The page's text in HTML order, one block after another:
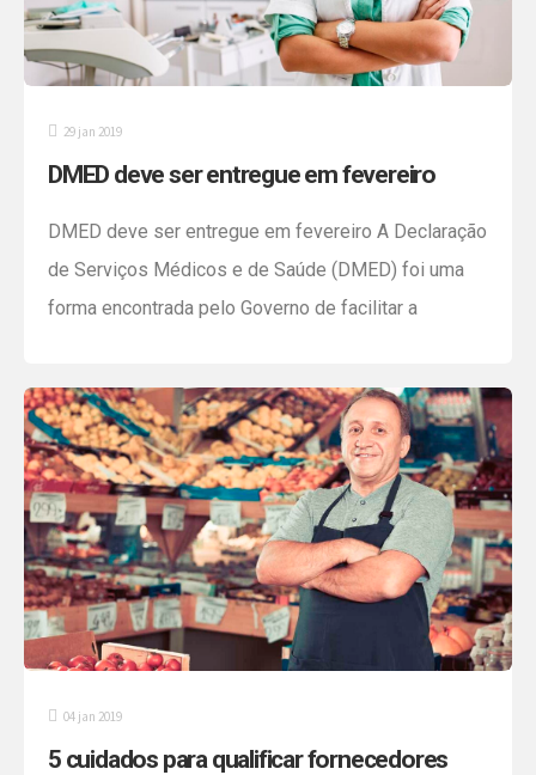
29 jan 2019
DMED deve ser entregue em fevereiro
DMED deve ser entregue em fevereiro A Declaração
de Serviços Médicos e de Saúde (DMED) foi uma
forma encontrada pelo Governo de facilitar a
físicas e, assim, evitar a retenção desses valores
no Fisco. Com a DMED, é possível comprovar que há
de fato uma nota ou recibo emitido […]
04 jan 2019
5 cuidados para qualificar fornecedores